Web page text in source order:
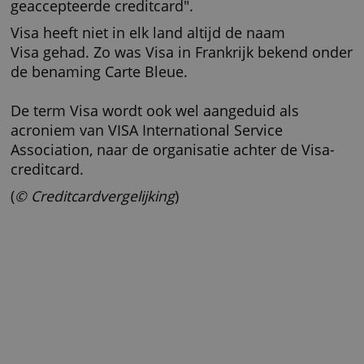
De Visa-creditcard is gelanceerd in 1976. De
card komt voort uit de eerder uitgegeven
BankAmericard van de Bank of America.
Het woord Visa is verzonnen door de
van het bedrijf, Dee Hock. Hij dacht dat het
makkelijk herkend zou worden in
talen in zoveel landen. Hij zag hier direct al
belang van universele acceptatie. Dit is van
af aan altijd het belangrijke handelsmerk van